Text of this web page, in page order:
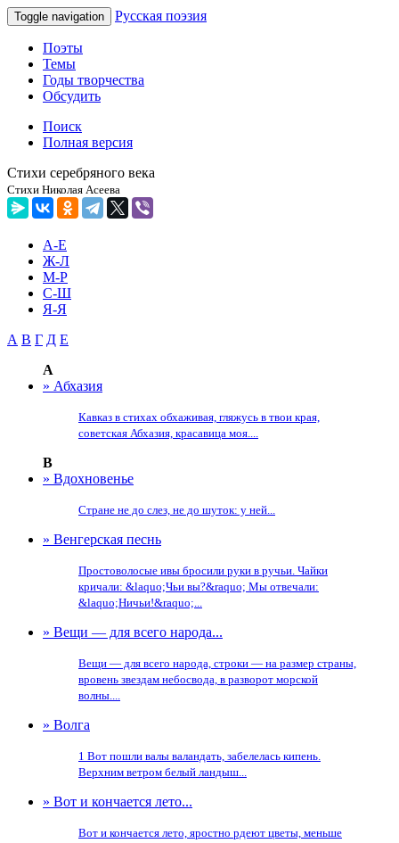
Toggle navigation Русская поэзия
Поэты
Темы
Годы творчества
Обсудить
Поиск
Полная версия
Стихи серебряного века
Стихи Николая Асеева
А-Е
Ж-Л
М-Р
С-Ш
Я-Я
А В Г Д Е
А
» Абхазия
Кавказ в стихах обхаживая, гляжусь в твои края,
советская Абхазия, красавица моя....
В
» Вдохновенье
Стране не до слез, не до шуток: у ней...
» Венгерская песнь
Простоволосые ивы бросили руки в ручьи. Чайки
кричали: &laquo;Чьи вы?&raquo; Мы отвечали:
&laquo;Ничьи!&raquo;...
» Вещи — для всего народа...
Вещи — для всего народа, строки — на размер страны,
вровень звездам небосвода, в разворот морской
волны....
» Волга
1 Вот пошли валы валандать, забелелась кипень.
Верхним ветром белый ландыш...
» Вот и кончается лето...
Вот и кончается лето, яростно рдеют цветы, меньше